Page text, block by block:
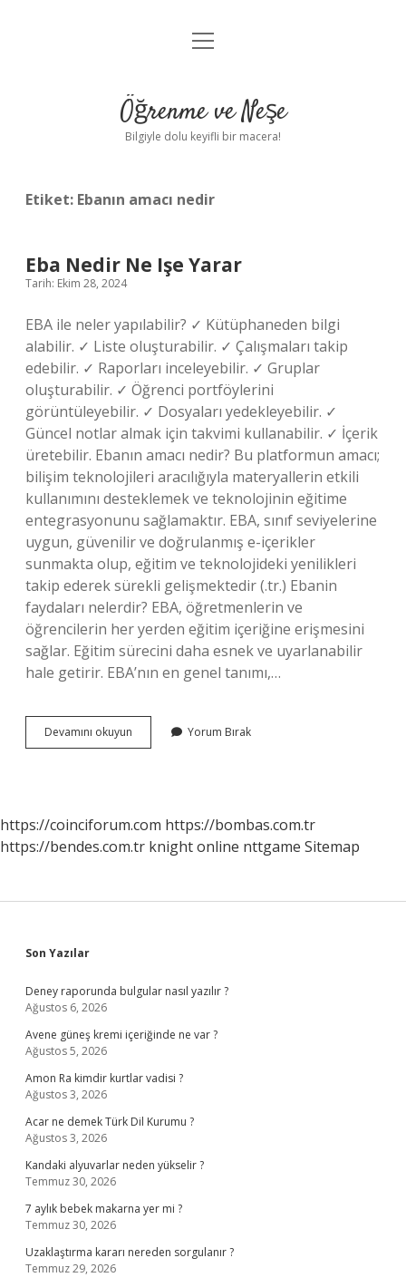
Anasayfa
Yasal Uyarı
menüyü
Öğrenme ve Neşe
Bilgiyle dolu keyifli bir macera!
Etiket: Ebanın amacı nedir
Eba Nedir Ne Işe Yarar
Tarih: Ekim 28, 2024
EBA ile neler yapılabilir? ✓ Kütüphaneden bilgi
alabilir. ✓ Liste oluşturabilir. ✓ Çalışmaları takip
edebilir. ✓ Raporları inceleyebilir. ✓ Gruplar
oluşturabilir. ✓ Öğrenci portföylerini
görüntüleyebilir. ✓ Dosyaları yedekleyebilir. ✓
Güncel notlar almak için takvimi kullanabilir. ✓ İçerik
üretebilir. Ebanın amacı nedir? Bu platformun amacı;
bilişim teknolojileri aracılığıyla materyallerin etkili
kullanımını desteklemek ve teknolojinin eğitime
entegrasyonunu sağlamaktır. EBA, sınıf seviyelerine
uygun, güvenilir ve doğrulanmış e-içerikler
sunmakta olup, eğitim ve teknolojideki yenilikleri
takip ederek sürekli gelişmektedir (.tr.) Ebanin
faydaları nelerdir? EBA, öğretmenlerin ve
öğrencilerin her yerden eğitim içeriğine erişmesini
sağlar. Eğitim sürecini daha esnek ve uyarlanabilir
hale getirir. EBA’nın en genel tanımı,…
Devamını okuyun
Nedir
Yorum Bırak
https://coinciforum.com https://bombas.com.tr
https://bendes.com.tr knight online nttgame Sitemap
Sidebar
Son Yazılar
Deney raporunda bulgular nasıl yazılır ?
Ağustos 6, 2026
Avene güneş kremi içeriğinde ne var ?
Ağustos 5, 2026
Amon Ra kimdir kurtlar vadisi ?
Ağustos 3, 2026
Acar ne demek Türk Dil Kurumu ?
Ağustos 3, 2026
Kandaki alyuvarlar neden yükselir ?
Temmuz 30, 2026
7 aylık bebek makarna yer mi ?
Temmuz 30, 2026
Uzaklaştırma kararı nereden sorgulanır ?
Temmuz 29, 2026